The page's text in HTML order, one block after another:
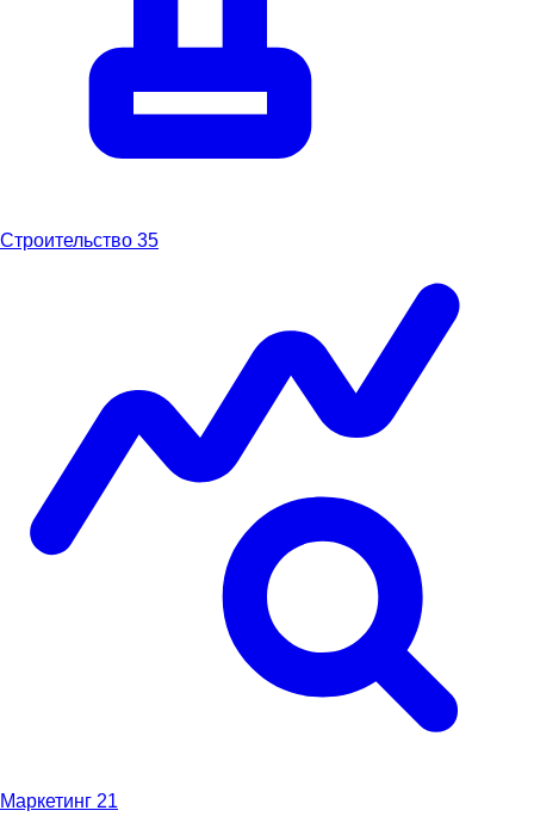
Строительство 35
Маркетинг 21